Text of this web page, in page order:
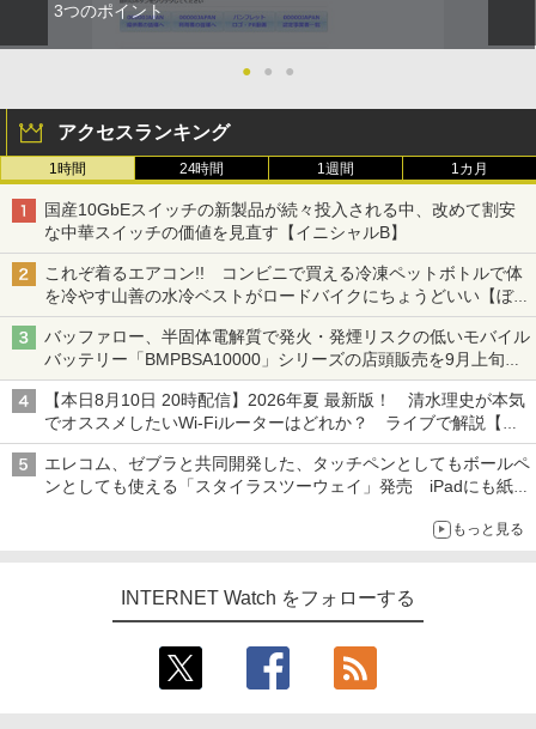
3つのポイント
● ● ●
アクセスランキング
1時間 24時間 1週間 1カ月
国産10GbEスイッチの新製品が続々投入される中、改めて割安
な中華スイッチの価値を見直す【イニシャルB】
これぞ着るエアコン!! コンビニで買える冷凍ペットボトルで体
を冷やす山善の水冷ベストがロードバイクにちょうどいい【ぼっ
ち・ざ・ろーど！その14】【空いた時間でなにしてる？】
バッファロー、半固体電解質で発火・発煙リスクの低いモバイル
バッテリー「BMPBSA10000」シリーズの店頭販売を9月上旬に
開始
【本日8月10日 20時配信】2026年夏 最新版！ 清水理史が本気
でオススメしたいWi-Fiルーターはどれか？ ライブで解説【清
水理史の「イニシャルB」チャンネル】
エレコム、ゼブラと共同開発した、タッチペンとしてもボールペ
ンとしても使える「スタイラスツーウェイ」発売 iPadにも紙に
もっと見る
INTERNET Watch をフォローする